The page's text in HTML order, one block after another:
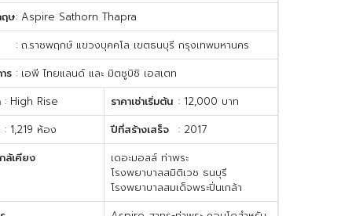
ษ: Aspire Sathorn Thapra
: ถ.ราชพฤกษ์ แขวงบุคคโล เขตธนบุรี กรุงเทพมหานคร
ร : เอพี ไทยแลนด์ และ มิตซูบิชิ เอสเตท
: High Rise ราคาเช่าเริ่มต้น : 12,000 บาท
: 1,219 ห้อง
ปีที่สร้างเสร็จ
: 2017
ล้เคียง
เดอะมอลล์ ท่าพระ
โรงพยาบาลสมิติเวช ธนบุรี
โรงพยาบาลสมเด็จพระปิ่นเกล้า